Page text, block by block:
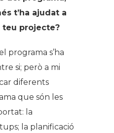
t’ha ajudat a
projecte?
programa s’ha
si; però a mi
diferents
que són les
la
la planificació